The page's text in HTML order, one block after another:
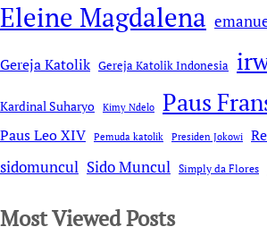
Eleine Magdalena
Gereja Katolik Gereja Katolik Indonesia
Kardinal Suharyo Kimy Ndelo Paus
Paus Leo XIV Pemuda katolik Presiden Jokowi
sidomuncul Sido Muncul Simply da Flores
Most Viewed Posts